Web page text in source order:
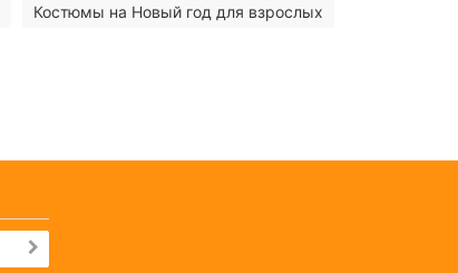
Костюмы на Новый год для взрослых